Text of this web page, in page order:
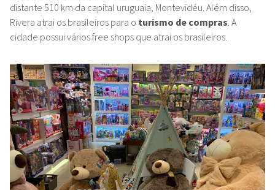
distante 510 km da capital uruguaia, Montevidéu. Além disso,
Rivera atrai os brasileiros para o turismo de compras. A
cidade possui vários free shops que atrai os brasileiros.